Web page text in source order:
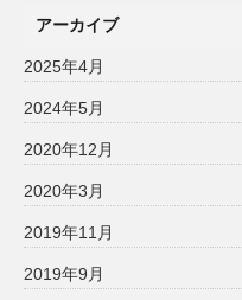
アーカイブ
2025年4月
2024年5月
2020年12月
2020年3月
2019年11月
2019年9月